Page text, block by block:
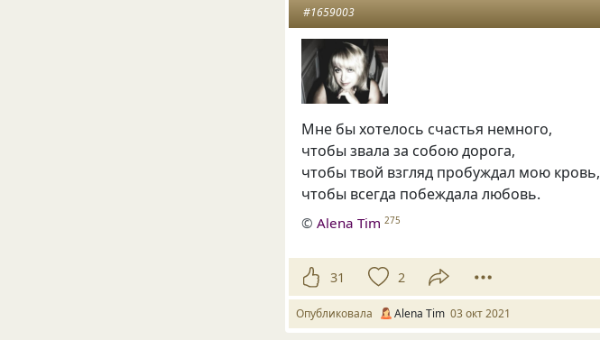
#1659003
Мне бы хотелось счастья немного,
чтобы звала за собою дорога,
чтобы твой взгляд пробуждал мою кровь,
чтобы всегда побеждала любовь.
©Alena Tim 275
31 2
Опубликовала Alena Tim 03 окт 2021